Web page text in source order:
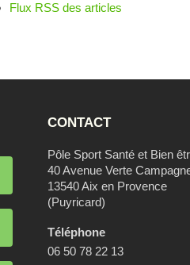
Flux RSS des articles
CONTACT
Pôle Sport Santé et Bien
40 Avenue Verte
13540 Aix en Provence
(Puyricard)
Téléphone
06 50 78 22 13